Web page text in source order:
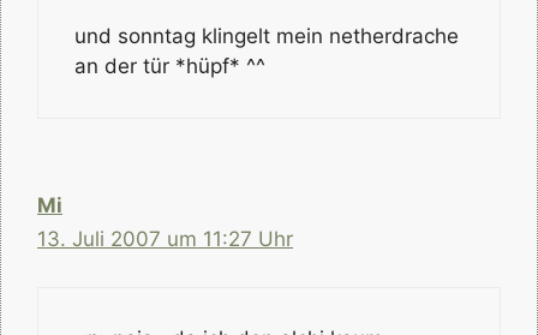
und sonntag klingelt mein netherdrache
an der tür *hüpf* ^^
Mi
13. Juli 2007 um 11:27 Uhr